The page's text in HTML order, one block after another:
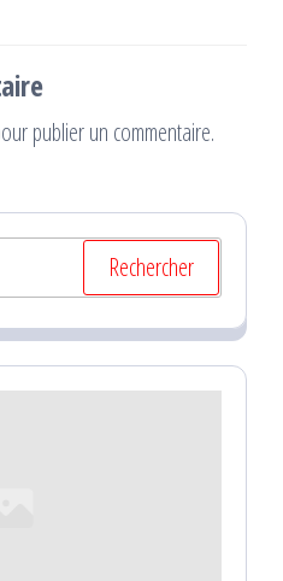
publier un commentaire.